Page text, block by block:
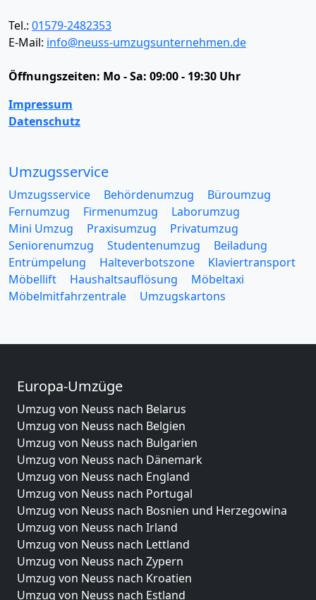
Tel.: 01579-2482353
E-Mail: info@neuss-umzugsunternehmen.de
Öffnungszeiten: Mo - Sa: 09:00 - 19:30 Uhr
Impressum
Datenschutz
Umzugsservice
Umzugsservice Behördenumzug
Büroumzug
Fernumzug
Firmenumzug
Laborumzug
Mini Umzug
Praxisumzug
Privatumzug
Seniorenumzug
Studentenumzug
Beiladung
Entrümpelung
Halteverbotszone
Klaviertransport
Möbellift
Haushaltsauflösung
Möbeltaxi
Möbelmitfahrzentrale
Umzugskartons
Europa-Umzüge
Umzug von Neuss nach Belarus
Umzug von Neuss nach Belgien
Umzug von Neuss nach Bulgarien
Umzug von Neuss nach Dänemark
Umzug von Neuss nach England
Umzug von Neuss nach Portugal
Umzug von Neuss nach Bosnien und Herzegowina
Umzug von Neuss nach Irland
Umzug von Neuss nach Lettland
Umzug von Neuss nach Zypern
Umzug von Neuss nach Kroatien
Umzug von Neuss nach Estland